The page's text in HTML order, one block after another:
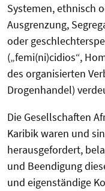
Systemen, ethnisch
Ausgrenzung,
oder
(„femi(ni)cidios“,
des organisierten
Drogenhandel)
Die Gesellschaften
Karibik waren und
herausgefordert,
und Beendigung
und eigenständige